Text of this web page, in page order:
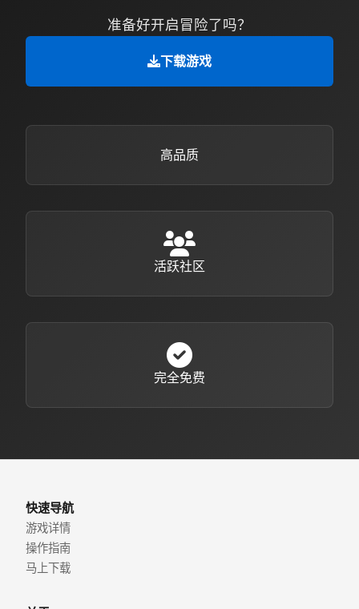
准备好开启冒险了吗？
下载游戏
高品质
活跃社区
完全免费
快速导航
游戏详情
操作指南
马上下载